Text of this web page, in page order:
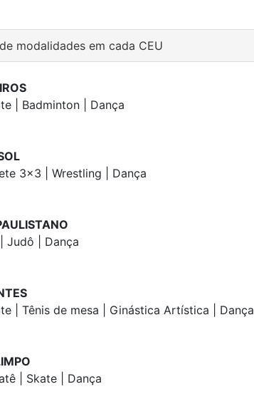
modalidades em cada CEU
| Badminton | Dança
3x3 | Wrestling | Dança
Judô | Dança
| Tênis de mesa | Ginástica Artística | Dança
| Skate | Dança